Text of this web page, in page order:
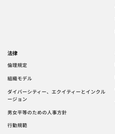
法律
倫理規定
組織モデル
ダイバーシティー、エクイティーとインクル
ージョン
男女平等のための人事方針
行動規範